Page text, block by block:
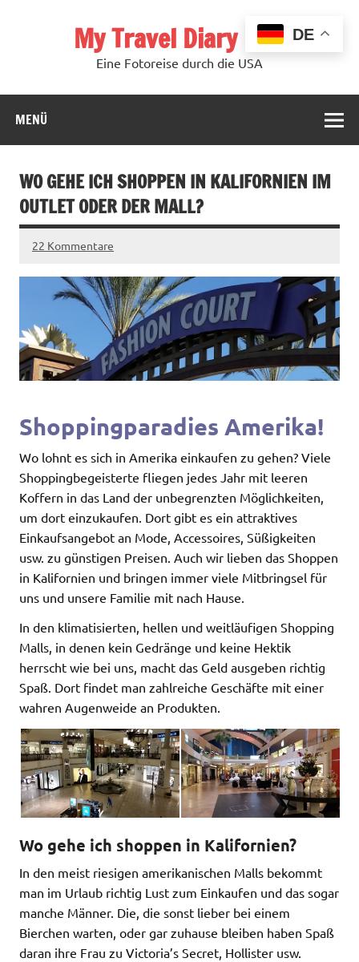
My Travel Diary USA
Eine Fotoreise durch die USA
MENÜ
WO GEHE ICH SHOPPEN IN KALIFORNIEN IM
OUTLET ODER DER MALL?
22 Kommentare
Shoppingparadies Amerika!
Wo lohnt es sich in Amerika einkaufen zu gehen? Viele
Shoppingbegeisterte fliegen jedes Jahr mit leeren
Koffern in das Land der unbegrenzten Möglichkeiten,
um dort einzukaufen. Dort gibt es ein attraktives
Einkaufsangebot an Mode, Accessoires, Süßigkeiten
usw. zu günstigen Preisen. Auch wir lieben das Shoppen
in Kalifornien und bringen immer viele Mitbringsel für
uns und unsere Familie mit nach Hause.
In den klimatisierten, hellen und weitläufigen Shopping
Malls, in denen kein Gedränge und keine Hektik
herrscht wie bei uns, macht das Geld ausgeben richtig
Spaß. Dort findet man zahlreiche Geschäfte mit einer
wahren Augenweide an Produkten.
Wo gehe ich shoppen in Kalifornien?
In den meist riesigen amerikanischen Malls bekommt
man im Urlaub richtig Lust zum Einkaufen und das sogar
manche Männer. Die, die sonst lieber bei einem
Bierchen warten, oder gar zuhause bleiben haben Spaß
daran ihre Frau zu Victoria’s Secret, Hollister usw.
DE